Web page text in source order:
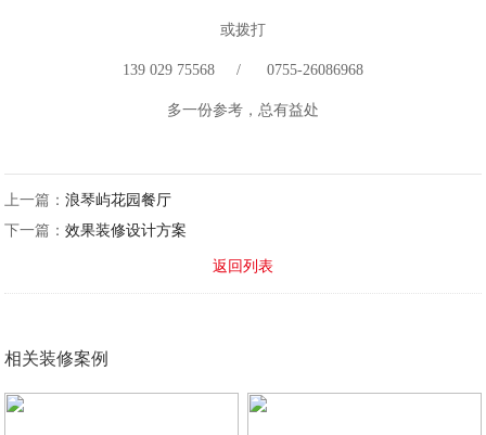
或拨打
139 029 75568 / 0755-26086968
多一份参考，总有益处
上一篇：浪琴屿花园餐厅
下一篇：效果装修设计方案
返回列表
相关装修案例